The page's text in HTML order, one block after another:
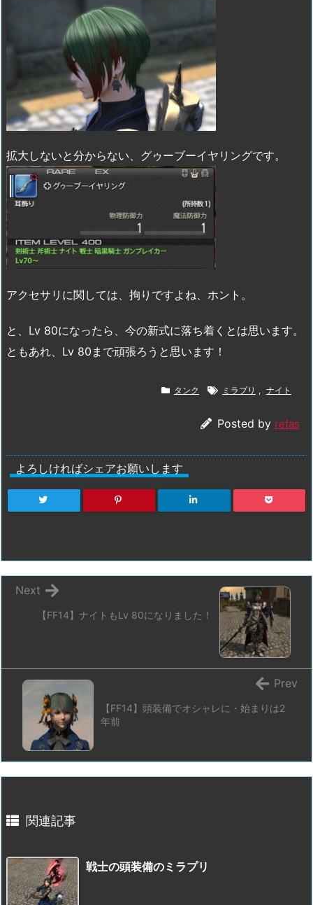
拡大しないと分からない、グゥーブーイヤリングです。
アクセサリに関しては、拘りですよね、ホント。
と、Lv 80になったら、今の新式に落ち着くとは思います。
ともあれ、Lv 80まで頑張ろうと思います！
タンク ミラプリ , ナイト
Posted by refas
よろしければシェアお願いします
【FF14】ナイトもLv 80になりました！
Next
【FF14】頭装備でオシャレに・始まりは2
年前
Prev
関連記事
戦士の頭装備のミラプリ